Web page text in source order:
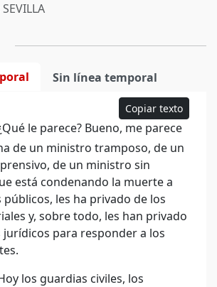
SEVILLA
Sin línea temporal
Copiar texto
le parece? Bueno, me parece
de un ministro tramposo, de un
de un ministro sin
está condenando la muerte a
les ha privado de los
y, sobre todo, les han privado
jurídicos para responder a los
los guardias civiles, los